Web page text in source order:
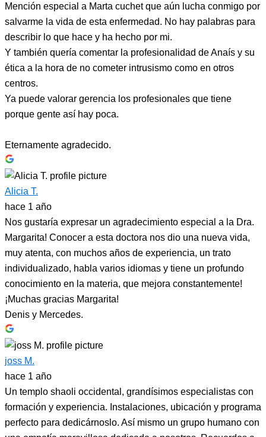
Mención especial a Marta cuchet que aún lucha conmigo por
salvarme la vida de esta enfermedad. No hay palabras para
describir lo que hace y ha hecho por mi.
Y también quería comentar la profesionalidad de Anaís y su
ética a la hora de no cometer intrusismo como en otros
centros.
Ya puede valorar gerencia los profesionales que tiene
porque gente así hay poca.
Eternamente agradecido.
Alicia T.
hace 1 año
Nos gustaría expresar un agradecimiento especial a la Dra.
Margarita! Conocer a esta doctora nos dio una nueva vida,
muy atenta, con muchos años de experiencia, un trato
individualizado, habla varios idiomas y tiene un profundo
conocimiento en la materia, que mejora constantemente!
¡Muchas gracias Margarita!
Denis y Mercedes.
joss M.
hace 1 año
Un templo shaoli occidental, grandísimos especialistas con
formación y experiencia. Instalaciones, ubicación y programa
perfecto para dedicárnoslo. Así mismo un grupo humano con